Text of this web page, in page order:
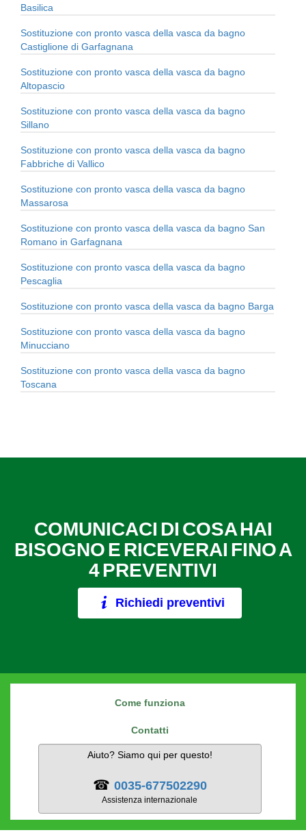
Basilica
Sostituzione con pronto vasca della vasca da bagno
Castiglione di Garfagnana
Sostituzione con pronto vasca della vasca da bagno
Altopascio
Sostituzione con pronto vasca della vasca da bagno
Sillano
Sostituzione con pronto vasca della vasca da bagno
Fabbriche di Vallico
Sostituzione con pronto vasca della vasca da bagno
Massarosa
Sostituzione con pronto vasca della vasca da bagno San
Romano in Garfagnana
Sostituzione con pronto vasca della vasca da bagno
Pescaglia
Sostituzione con pronto vasca della vasca da bagno Barga
Sostituzione con pronto vasca della vasca da bagno
Minucciano
Sostituzione con pronto vasca della vasca da bagno
Toscana
COMUNICACI DI COSA HAI
BISOGNO E RICEVERAI FINO A
4 PREVENTIVI
Richiedi preventivi
Come funziona
Contatti
Aiuto? Siamo qui per questo!
☎ 0035-677502290
Assistenza internazionale